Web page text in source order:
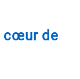
cœur de